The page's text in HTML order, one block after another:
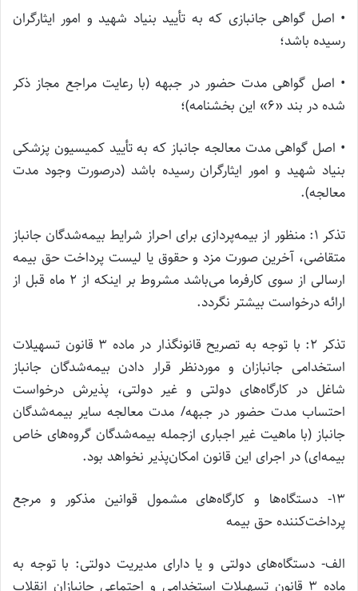
• اصل گواهی جانبازی که به تأیید بنیاد شهید و امور ایثارگران
رسیده باشد؛
• اصل گواهی مدت حضور در جبهه (با رعایت مراجع مجاز ذکر
شده در بند «۶» این بخشنامه)؛
• اصل گواهی مدت معالجه جانباز که به تأیید کمیسیون پزشکی
بنیاد شهید و امور ایثارگران رسیده باشد (درصورت وجود مدت
معالجه).
تذکر ۱: منظور از بیمه‌پردازی برای احراز شرایط بیمه‌شدگان جانباز
متقاضی، آخرین صورت مزد و حقوق یا لیست پرداخت حق بیمه
ارسالی از سوی کارفرما می‌باشد مشروط بر اینکه از ۲ ماه قبل از
ارائه درخواست بیشتر نگردد.
تذکر ۲: با توجه به تصریح قانونگذار در ماده ۳ قانون تسهیلات
استخدامی جانبازان و موردنظر قرار دادن بیمه‌شدگان جانباز
شاغل در کارگاه‌های دولتی و غیر دولتی، پذیرش درخواست
احتساب مدت حضور در جبهه/ مدت معالجه سایر بیمه‌شدگان
جانباز (با ماهیت غیر اجباری ازجمله بیمه‌شدگان گروه‌های خاص
بیمه‌ای) در اجرای این قانون امکان‌پذیر نخواهد بود.
۱۳- دستگاه‌ها و کارگاه‌های مشمول قوانین مذکور و مرجع
پرداخت‌کننده حق بیمه
الف- دستگاه‌های دولتی و یا دارای مدیریت دولتی: با توجه به
ماده ۳ قانون تسهیلات استخدامی و اجتماعی جانبازان انقلاب